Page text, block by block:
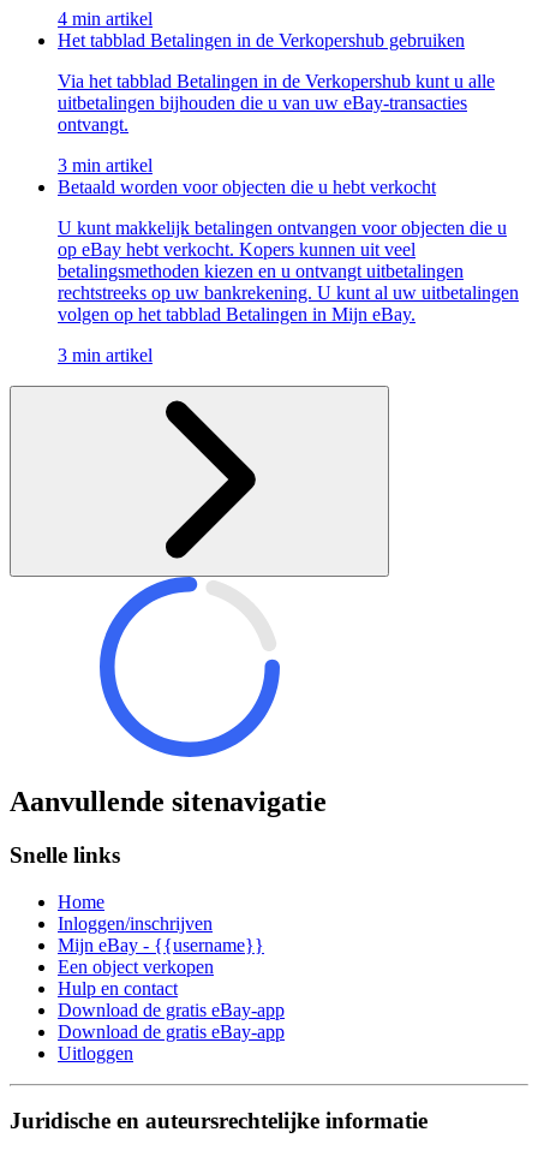
4 min artikel
Het tabblad Betalingen in de Verkopershub gebruiken
Via het tabblad Betalingen in de Verkopershub kunt u alle
uitbetalingen bijhouden die u van uw eBay-transacties
ontvangt.
3 min artikel
Betaald worden voor objecten die u hebt verkocht
U kunt makkelijk betalingen ontvangen voor objecten die u
op eBay hebt verkocht. Kopers kunnen uit veel
betalingsmethoden kiezen en u ontvangt uitbetalingen
rechtstreeks op uw bankrekening. U kunt al uw uitbetalingen
volgen op het tabblad Betalingen in Mijn eBay.
3 min artikel
Aanvullende sitenavigatie
Snelle links
Home
Inloggen/inschrijven
Mijn eBay - {{username}}
Een object verkopen
Hulp en contact
Download de gratis eBay-app
Download de gratis eBay-app
Uitloggen
Juridische en auteursrechtelijke informatie